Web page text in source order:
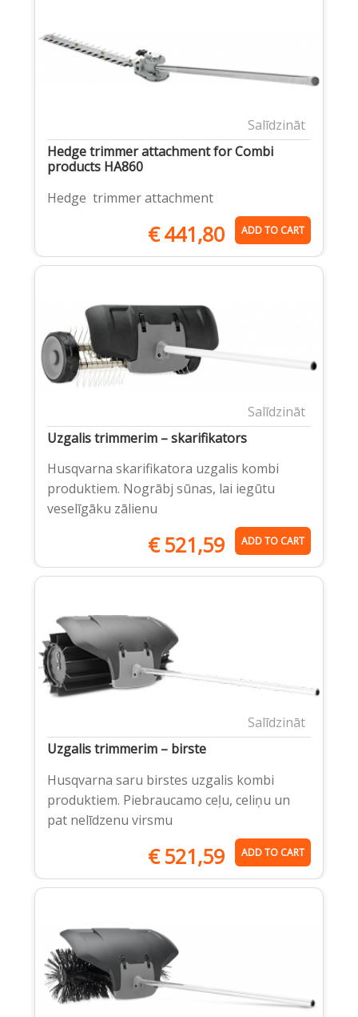
Salīdzināt
Hedge trimmer attachment for Combi
products HA860
Hedge trimmer attachment
€441,80 ADD TO CART
Salīdzināt
Uzgalis trimmerim – skarifikators
Husqvarna skarifikatora uzgalis kombi
produktiem. Nogrābj sūnas, lai iegūtu
veselīgāku zālienu
€521,59 ADD TO CART
Salīdzināt
Uzgalis trimmerim – birste
Husqvarna saru birstes uzgalis kombi
produktiem. Piebraucamo ceļu, celiņu un
pat nelīdzenu virsmu
€521,59 ADD TO CART